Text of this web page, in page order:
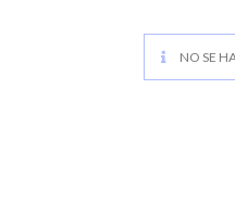
NO SE